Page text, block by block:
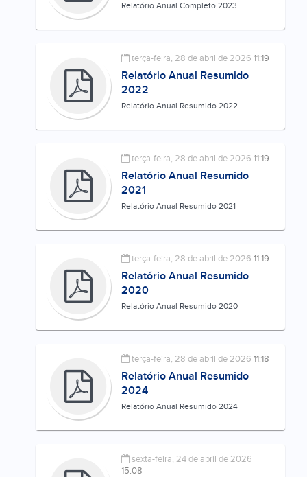
Relatório Anual Completo 2023
terça-feira, 28 de abril de 202611:19
Relatório Anual Resumido
2022
Relatório Anual Resumido 2022
terça-feira, 28 de abril de 202611:19
Relatório Anual Resumido
2021
Relatório Anual Resumido 2021
terça-feira, 28 de abril de 202611:19
Relatório Anual Resumido
2020
Relatório Anual Resumido 2020
terça-feira, 28 de abril de 202611:18
Relatório Anual Resumido
2024
Relatório Anual Resumido 2024
sexta-feira, 24 de abril de 2026
15:08